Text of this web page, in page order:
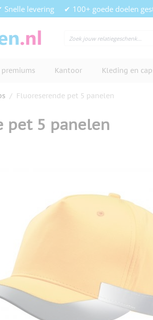
Snelle levering ✔ 100+ goede doelen
premiums Kantoor Kleding en
/ Fluoreserende pet 5 panelen
pet 5 panelen